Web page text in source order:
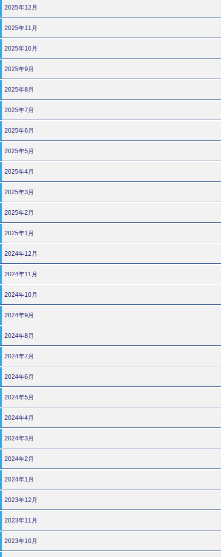
2025年12月
2025年11月
2025年10月
2025年9月
2025年8月
2025年7月
2025年6月
2025年5月
2025年4月
2025年3月
2025年2月
2025年1月
2024年12月
2024年11月
2024年10月
2024年9月
2024年8月
2024年7月
2024年6月
2024年5月
2024年4月
2024年3月
2024年2月
2024年1月
2023年12月
2023年11月
2023年10月